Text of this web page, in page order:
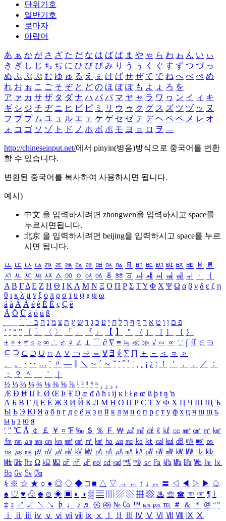
단위기호
일반기호
로마자
아랍어
あ ぁ か が さ ざ た だ な は ば ぱ ま や ゃ ら わ ゎ ん い ぃ
き ぎ し じ ち ぢ に ひ び ぴ み り う ぅ く ぐ す ず つ づ っ
ぬ ふ ぶ ぷ む ゆ ゅ る え ぇ け げ せ ぜ て で ね へ べ ぺ め
れ お ぉ こ ご そ ぞ と ど の ほ ぼ ぽ も よ ょ ろ を
ア ァ カ サ ザ タ ダ ナ ハ バ パ マ ヤ ャ ラ ワ ヮ ン イ ィ キ
ギ シ ジ チ ヂ ニ ヒ ビ ピ ミ リ ウ ゥ ク グ ス ズ ツ ヅ ッ ヌ
フ ブ プ ム ユ ュ ル エ ェ ケ ゲ セ ゼ テ デ ヘ ベ ペ メ レ オ
ォ コ ゴ ソ ゾ ト ド ノ ホ ボ ポ モ ヨ ョ ロ ヲ ―
http://chineseinput.net/에서 pinyin(병음)방식으로 중국어를 변환
할 수 있습니다.
변환된 중국어를 복사하여 사용하시면 됩니다.
예시)
中文 을 입력하시려면 zhongwen을 입력하시고 space를
누르시면됩니다.
北京 을 입력하시려면 beijing을 입력하시고 space를 누르
시면 됩니다.
ㅥ ㅦ ㅧ ㅨ ㅩ ㅪ ㅫ ㅬ ㅭ ㅮ ㅯ ㅰ ㅱ ㅲ ㅳ ㅴ ㅵ ㅶ ㅷ ㅸ
ㅹ
ㅺ ㅻ ㅼ ㅽ ㅾ ㅿ ㆀ ㆁ ㆂ ㆃ ㆄ ㆅ ㆆ ㆇ ㆈ ㆉ ㆊ ㆋ ㆌ ㆍ
ㆎ
Α Β ΓΔ Ε Ζ Η Θ Ι ΚΛ Μ Ν Ξ Ο Π Ρ Σ ΤΥ Φ Χ Ψ Ω α β γ δ ε ζ η
θ ι κ λ μ ν ξ ο π ρ σ τ υ φ χ ψ ω
á à Á À é è É È ç Ç ê
Ä Ö Ü ä ö ü ß
ִֶֹ ֻּ ׁׂ פ ם ן ו ט א ר ק ף ך ל ח י ע כ ג ד ש ץ ת צ מ נ ה ב
‘ ’ “ ” 〔 〕 〈 〉 「 」 『 』 【 】 ＂ （ ） ［ ］ ｛ ｝
± × ÷ ≠ ≤ ≥ ∞ ∴ ♂ ♀ ∠ ⊥ ⌒ ∂ ∇ ≡ ≒ ≪ ≫ √ ∽ ∝ ∵ ∫ ∬ ∈ ∋
⊆ ⊇ ⊂ ⊃ ∪ ∩ ∧ ∨ ￢ ⇒ ⇔ ∀ ∃ ∮ ∑ ∏ ＋ － ＜ ＝
＞
、
。 · ‥ … ¨ 〃 ― ＼ ∼ ´ ～ ˇ ˘ ˝ ˚ ˙ ¸ ¡ ¿ ː ！ ＇ ， ． ／
：
；
？ ＾ ｀
½ ⅓ ⅔ ¼ ¾ ⅛ ⅜ ⅝ ⅞ ¹ ² ³ ⁴ ⁿ ₁ ₂ ₃ ₄
Æ Ð Ħ Ĳ Ł Ø Œ Þ Ŧ Ŋ æ đ ð ħ ı ĳ ĸ ŀ ł ø œ ß þ ŧ ŋ ŉ
А Б В Г Д Е Ё Ж З И Й К Л М Н О П Р С Т У Ф Х Ц Ч Ш Щ Ъ
Ы Ь Э Ю Я а б в г д е ё ж з и й к л м н о п р с т у ф х ц ч ш щ ъ
ы ь э ю я
′ ″ ℃ Å ￠ ￡ ￥ ¤ ℉ ‰ ＄ ％ Ｆ ￦ ㎕ ㎖ ㎗ ℓ ㎘ ㏄ ㎣ ㎤ ㎥ ㎦
㎙ ㎚ ㎛ ㎜ ㎝ ㎞ ㎟ ㎠ ㎡ ㎢ ㏊ ㎍ ㎎ ㎏ ㏏ ㎈ ㎉ ㏈ ㎧ ㎨ ㎰
㎱ ㎲ ㎳ ㎴ ㎵ ㎶ ㎷ ㎸ ㎹ ㎀ ㎁ ㎂ ㎃ ㎄ ㎺ ㎻ ㎽ ㎾ ㎿ ㎐ ㎑
㎒ ㎓ ㎔ Ω ㏀ ㏁ ㎊ ㎋ ㎌ ㏖ ㏅ ㎭ ㎮ ㎯ ㏛ ㎩ ㎪ ㎫ ㎬ ㏝ ㏐
㏓
㏃ ㏉ ㏜ ㏆
§ ※ ☆ ★ ○ ● ◎ ◇ ◆ □ ■ △ ▽ → ← ↑ ↓ ↔ 〓 ◁ ◀ ▷ ▶ ♤
♠ ♡ ♥ ♧ ♣ ⊙ ◈ ▣ ◐ ◑ ▒ ▤ ▨ ▧ ▦ ▩ ♨ ☏ ☎ ☜ ☞ ¶ †
‡ ↕ ↗ ↙ ↖ ↘ ♭ ♩ ♪ ♬ ㉿ ㈜ № ㏇ ™ ㏂ ㏘ ℡ ＃ ＆ ＊ ＠ ª º
ⅰ
ⅱ ⅲ ⅳ ⅴ ⅵ ⅶ ⅷ ⅸ ⅹ Ⅳ Ⅴ Ⅵ Ⅶ Ⅷ Ⅸ Ⅹ